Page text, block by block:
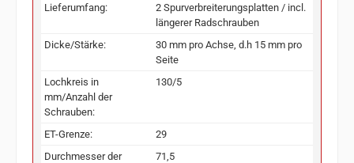
Lieferumfang:
2 Spurverbreiterungsplatten / incl.
längerer Radschrauben
Dicke/Stärke:
30 mm pro Achse, d.h 15 mm pro
Seite
Lochkreis in
mm/Anzahl der
Schrauben:
130/5
ET-Grenze:
29
Durchmesser der
71,5